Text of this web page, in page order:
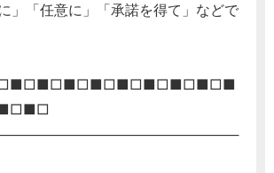
「任意に」「承諾を得て」などで